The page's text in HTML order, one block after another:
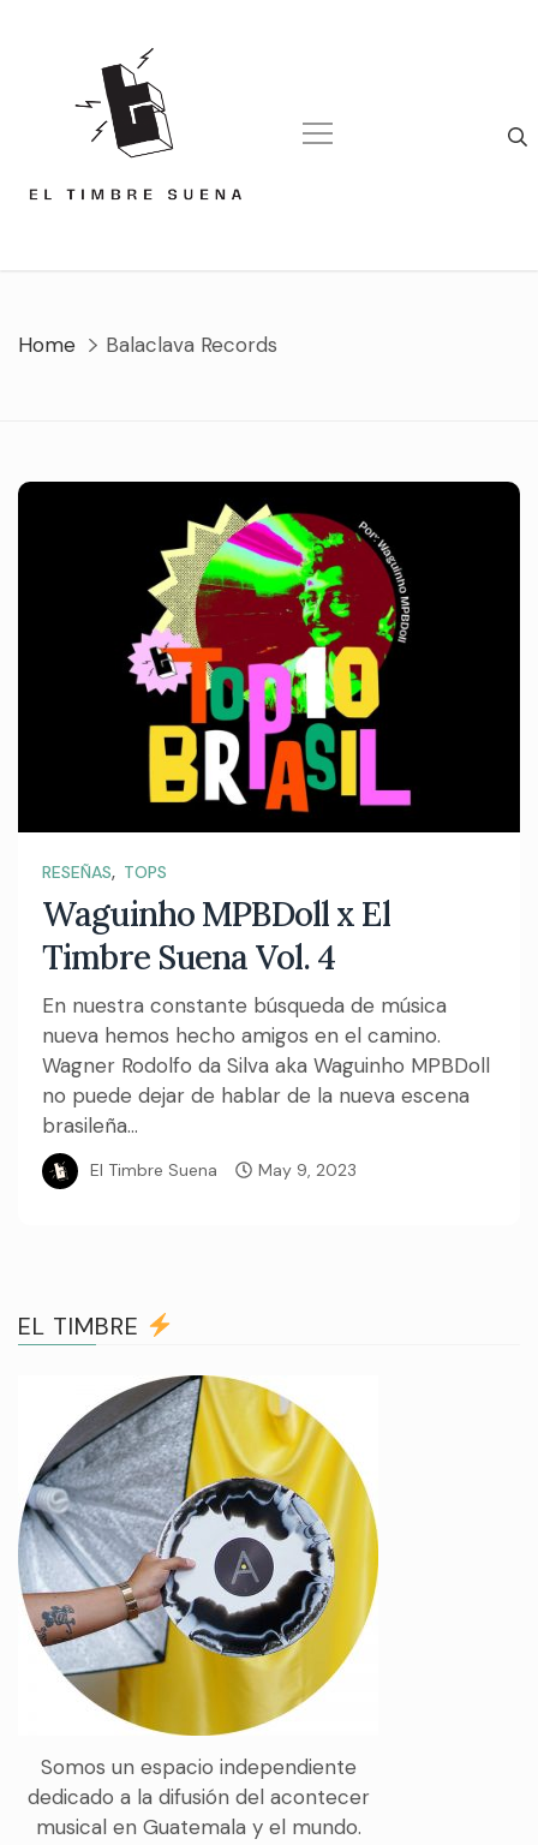
Home Balaclava Records
RESEÑAS, TOPS
Waguinho MPBDoll x El
Timbre Suena Vol. 4
En nuestra constante búsqueda de música
nueva hemos hecho amigos en el camino.
Wagner Rodolfo da Silva aka Waguinho MPBDoll
no puede dejar de hablar de la nueva escena
brasileña...
El Timbre Suena May 9, 2023
EL TIMBRE
Somos un espacio independiente
dedicado a la difusión del acontecer
musical en Guatemala y el mundo.